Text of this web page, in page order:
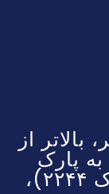
از
پارک
ساعی، برج نگین ساعی (پلاک ۲۲۴۴)،